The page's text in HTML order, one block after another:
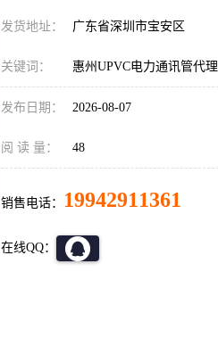
发货地址： 广东省深圳市宝安区
关键词： 惠州UPVC电力通讯管代理
发布日期： 2026-08-07
阅 读 量： 48
销售电话： 19942911361
在线QQ：